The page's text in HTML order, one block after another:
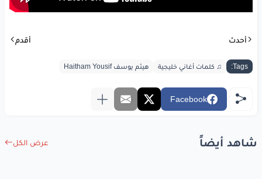
أحدث أقدم
Tags: ♫ كلمات أغاني خليجية هيثم يوسف Haitham Yousif
Facebook
شاهد أيضاً عرض الكل